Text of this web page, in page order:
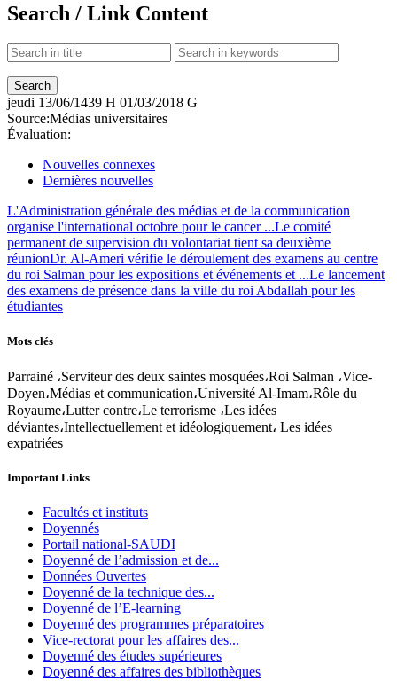
Search / Link Content
jeudi 13/06/1439 H 01/03/2018 G
Source:Médias universitaires
Évaluation:
Nouvelles connexes
Dernières nouvelles
L'Administration générale des médias et de la communication
organise l'international octobre pour le cancer ...Le comité
permanent de supervision du volontariat tient sa deuxième
réunionDr. Al-Ameri vérifie le déroulement des examens au centre
du roi Salman pour les expositions et événements et ...Le lancement
des examens de présence dans la ville du roi Abdallah pour les
étudiantes
Mots clés
Parrainé ،Serviteur des deux saintes mosquées،Roi Salman ،Vice-
Doyen،Médias et communication،Université Al-Imam،Rôle du
Royaume،Lutter contre،Le terrorisme ،Les idées
déviantes،Intellectuellement et idéologiquement، Les idées
expatriées
Important Links
Facultés et instituts
Doyennés
Portail national-SAUDI
Doyenné de l’admission et de...
Données Ouvertes
Doyenné de la technique des...
Doyenné de l’E-learning
Doyenné des programmes préparatoires
Vice-rectorat pour les affaires des...
Doyenné des études supérieures
Doyenné des affaires des bibliothèques